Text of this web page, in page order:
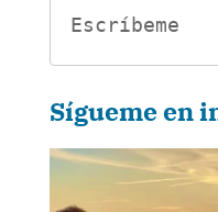
Escríbeme
Sígueme en